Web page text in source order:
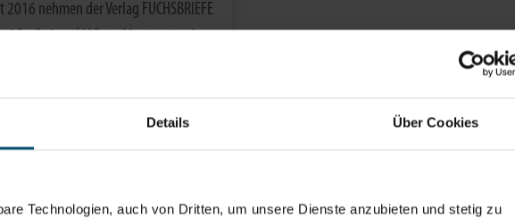
Details Über Cookies
Technologien, auch von Dritten, um unsere Dienste anzubieten und stetig zu
2016 nehmen der Verlag FUCHSBRIEFE